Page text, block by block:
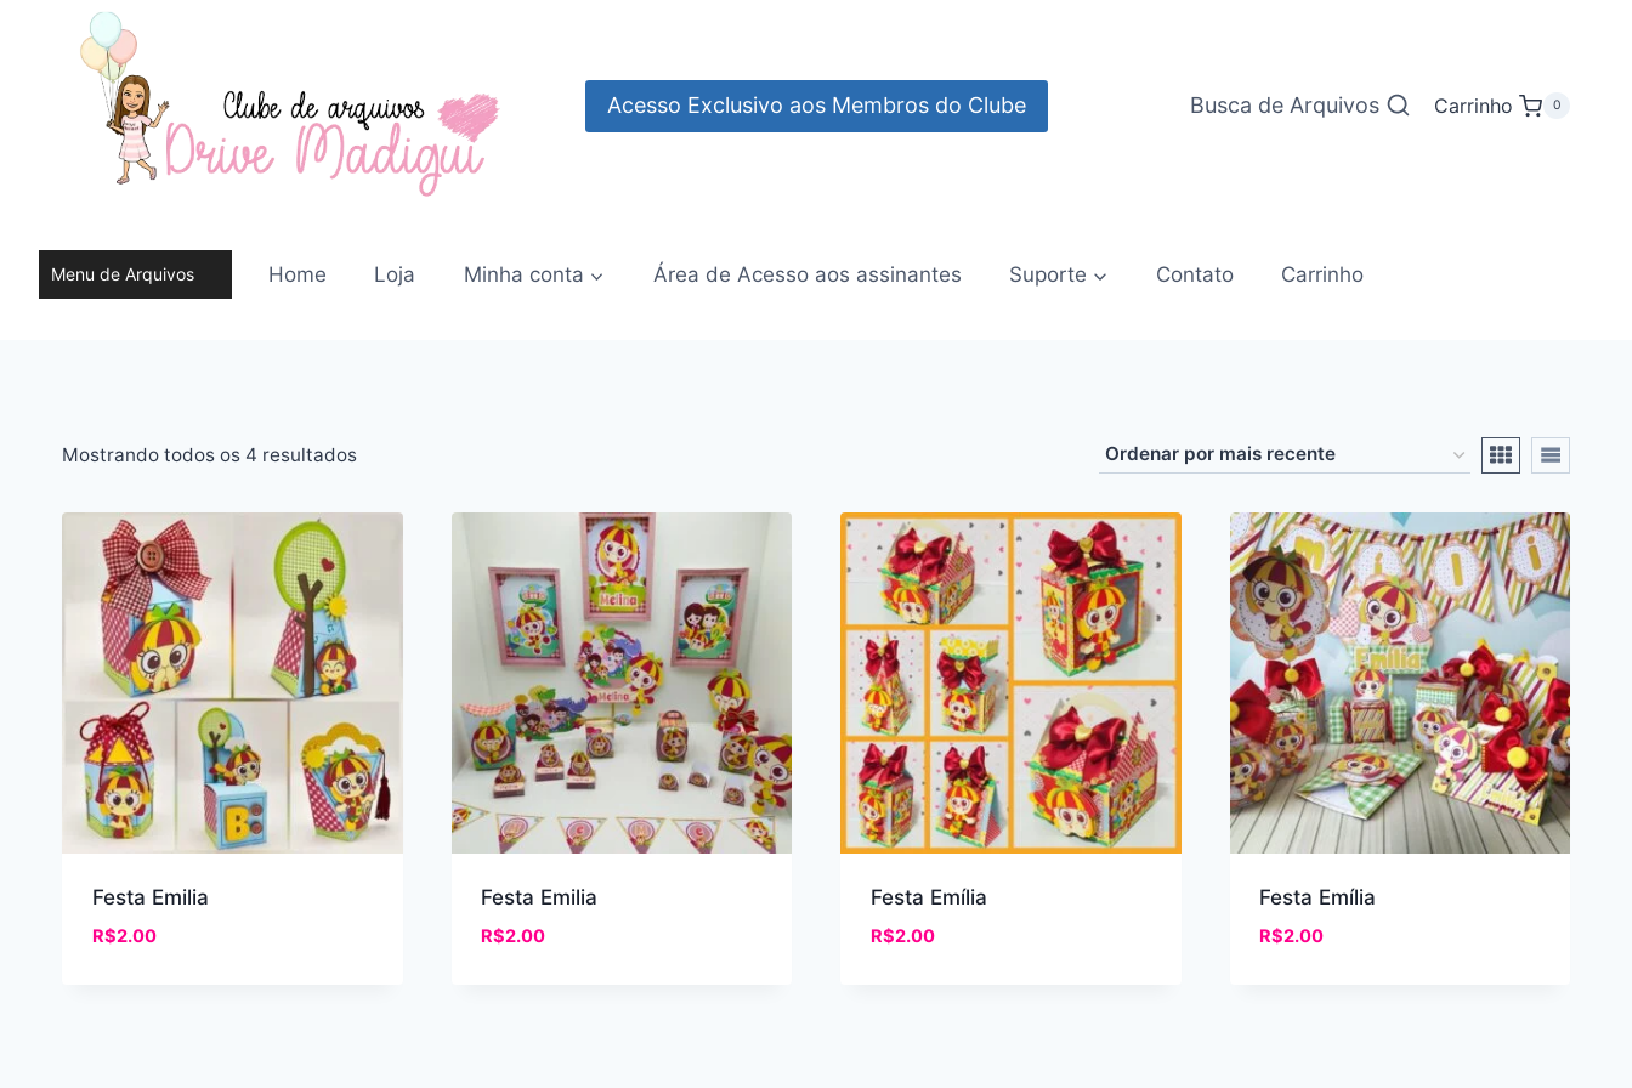
Acesso Exclusivo aos Membros do Clube Busca de Arquivos Carrinho 0
Menu de Arquivos Home Loja Minha conta Área de Acesso aos assinantes Suporte Contato Carrinho
Mostrando todos os 4 resultadosClassificado
Festa Emilia
R$2.00
Festa Emilia
R$2.00
Festa Emília
R$2.00
Festa Emília
R$2.00